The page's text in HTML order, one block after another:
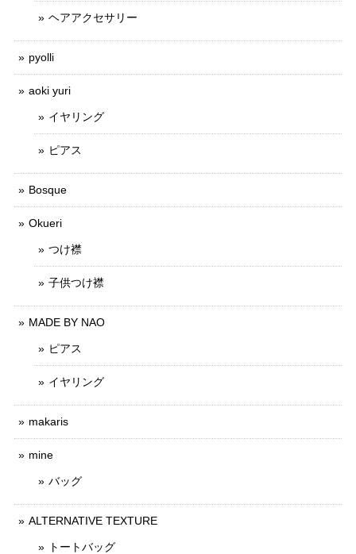
ヘアアクセサリー
pyolli
aoki yuri
イヤリング
ピアス
Bosque
Okueri
つけ襟
子供つけ襟
MADE BY NAO
ピアス
イヤリング
makaris
mine
バッグ
ALTERNATIVE TEXTURE
トートバッグ